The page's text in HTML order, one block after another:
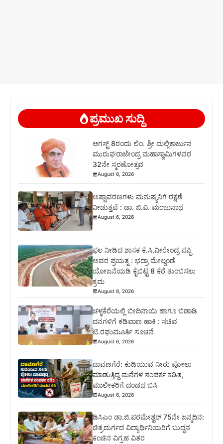
ಪ್ರಮುಖ ಸುದ್ದಿ
ಆಗಸ್ಟ್ 8ರಂದು ಲಿಂ. ಶ್ರೀ ಮಲ್ಲಿಕಾರ್ಜುನ
ಮುರುಘರಾಜೇಂದ್ರ ಮಹಾಸ್ವಾಮಿಗಳವರ
32ನೇ ಸ್ಮರಣೋತ್ಸವ
August 6, 2026
ಅಷ್ಟಾವರಣಗಳು ಮನುಷ್ಯನಿಗೆ ರಕ್ಷಣೆ
ನೀಡುತ್ತವೆ : ಡಾ. ಜಿ.ವಿ. ಮಂಜುನಾಥ
August 6, 2026
ಫಲ ನೀಡಿದ ಶಾಸಕ ಕೆ.ಸಿ.ವೀರೇಂದ್ರ ಪಪ್ಪಿ
ಅವರ ಪ್ರಯತ್ನ : ಭದ್ರಾ ಮೇಲ್ದಂಡೆ
ಯೋಜನೆಯಡಿ ಕೈಬಿಟ್ಟ 8 ಕೆರೆ ತುಂಬಿಸಲು
ಕ್ರಮ
August 6, 2026
ಚಳ್ಳಕೆರೆಯಲ್ಲಿ ಬೀದಿನಾಯಿ ಹಾಗೂ ಬಿಡಾಡಿ
ದನಗಳಿಗೆ ಕಡಿವಾಣ ಹಾಕಿ : ಸಚಿವ
ಟಿ.ರಘುಮೂರ್ತಿ ಸೂಚನೆ
August 6, 2026
ದಾವಣಗೆರೆ: ಕುಡಿಯುವ ನೀರು ಪೋಲು
ಮಾಡುತ್ತಿದ್ದ ಮನೆಗಳ ಸಂಪರ್ಕ ಕಡಿತ,
ಮಾಲೀಕರಿಗೆ ದಂಡದ ಬಿಸಿ
August 6, 2026
ಡಿಸಿಎಂ ಡಾ.ಜಿ.ಪರಮೇಶ್ವರ್ 75ನೇ ಜನ್ಮದಿನ:
ಚಿತ್ರದುರ್ಗದ ವಿದ್ಯಾರ್ಥಿನಿಯರಿಗೆ ಬುದ್ಧನ
ಕಂಚಿನ ವಿಗ್ರಹ ವಿತರ